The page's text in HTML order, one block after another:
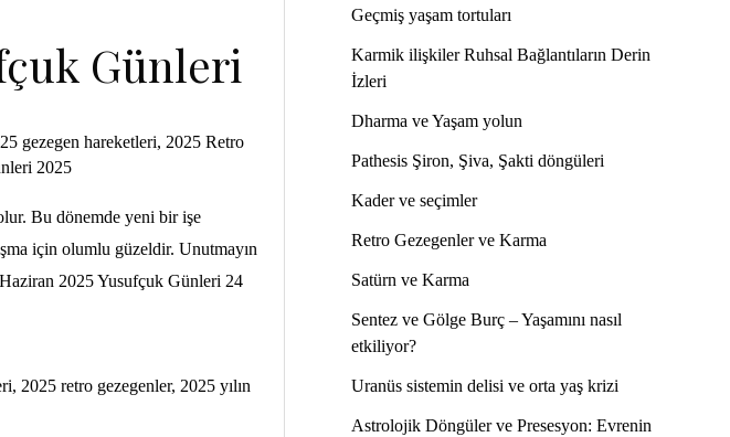
Günleri
gezegen hareketleri, 2025 Retro
2025
Bu dönemde yeni bir işe
için olumlu güzeldir. Unutmayın
2025 Yusufçuk Günleri 24
, 2025 retro gezegenler, 2025 yılın
Geçmiş yaşam tortuları
Karmik ilişkiler Ruhsal Bağlantıların Derin
İzleri
Dharma ve Yaşam yolun
Pathesis Şiron, Şiva, Şakti döngüleri
Kader ve seçimler
Retro Gezegenler ve Karma
Satürn ve Karma
Sentez ve Gölge Burç – Yaşamını nasıl
etkiliyor?
Uranüs sistemin delisi ve orta yaş krizi
Astrolojik Döngüler ve Presesyon: Evrenin